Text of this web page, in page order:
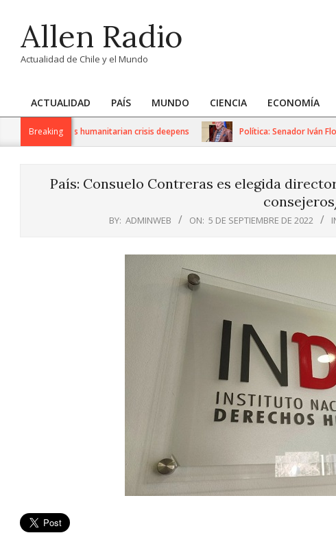
contentAllen Radio
Actualidad de Chile y el Mundo
Primary
Navigation
ACTUALIDAD PAÍS MUNDO CIENCIA ECONOMÍA
Breaking
sanctions as humanitarian crisis deepens Política: Senador Iván
País: Consuelo Contreras es elegida
BY: ADMINWEB ON: 5 DE SEPTIEMBRE DE 2022